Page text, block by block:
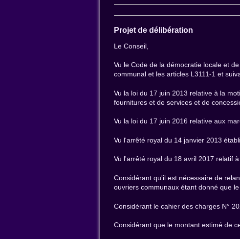
Projet de délibération
Le Conseil,
Vu le Code de la démocratie locale et
communal et les articles L3111-1 et
Vu la loi du 17 juin 2013 relative à la
fournitures et de services et de
Vu la loi du 17 juin 2016 relative aux
Vu l'arrêté royal du 14 janvier 2013
Vu l'arrêté royal du 18 avril 2017 relatif
Considérant qu'il est nécessaire de
ouvriers communaux étant donné que
Considérant le cahier des charges N°
Considérant que le montant estimé de